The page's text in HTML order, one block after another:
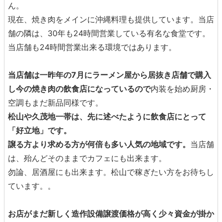
ん。
現在、焼き肉をメインに沖縄料理も提供しています。当店
舗の隣は、30年も24時間営業している有名な食堂です。
当店舗も24時間営業出来る環境ではあります。
当店舗は一昨年の7月にラーメン屋から居抜き店舗で購入
し今の焼き肉の飲食店になっているので内装を始め厨房・
空調もまだ新品同様です。
松山や久茂地一帯は、先に述べたように飲食店にとって
「好立地」 です。
譲る方より求める方が何倍も多い人気の地域です。 当店舗
は、殆んどそのままでカフェにも出来ます。
勿論、居酒屋にも出来ます。松山で稼ぎたい方をお待ちし
ています。。
お店がまだ新しく造作設備譲渡価格が高く少々資金が掛か